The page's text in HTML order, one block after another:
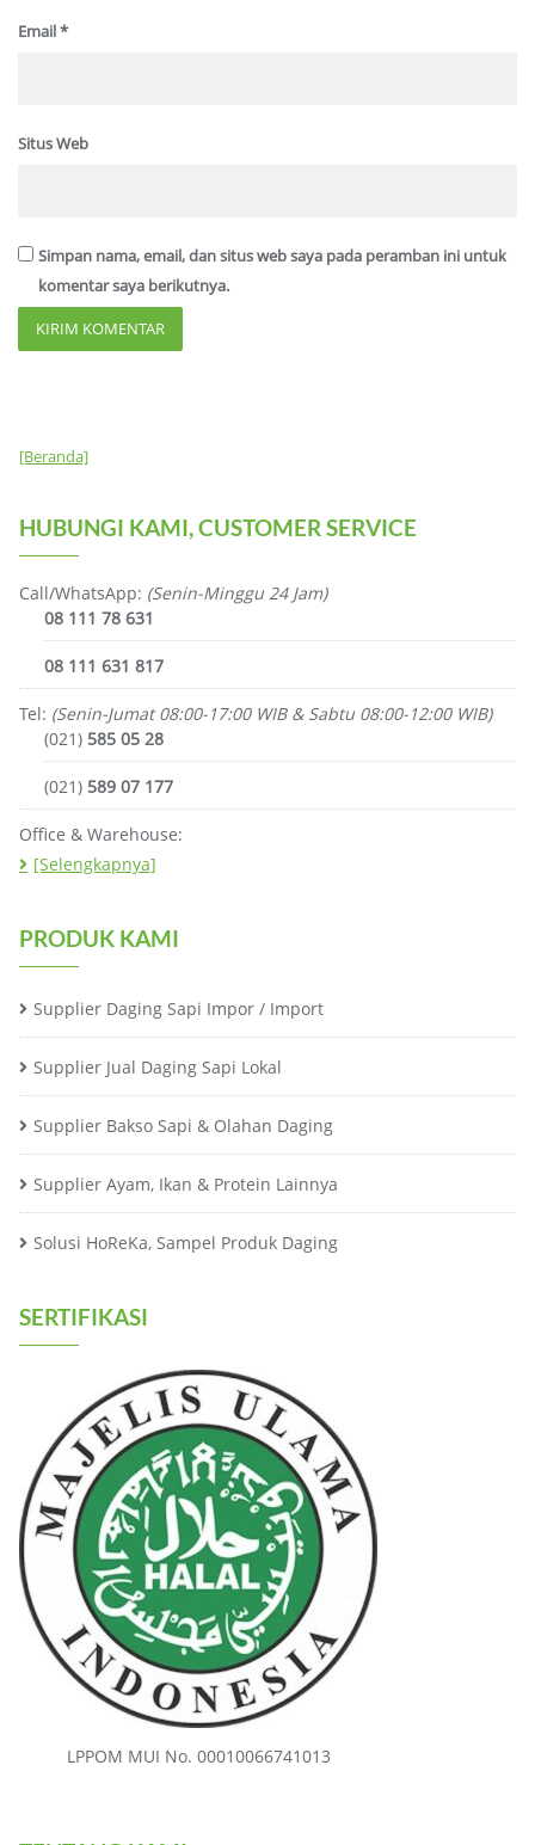
Email*
Situs Web
Simpan nama, email, dan situs web saya pada peramban ini untuk
komentar saya berikutnya.
[Beranda]
HUBUNGI KAMI, CUSTOMER SERVICE
Call/WhatsApp: (Senin-Minggu 24 Jam)
08 111 78 631
08 111 631 817
Tel: (Senin-Jumat 08:00-17:00 WIB & Sabtu 08:00-12:00 WIB)
(021) 585 05 28
(021) 589 07 177
Office & Warehouse:
[Selengkapnya]
PRODUK KAMI
Supplier Daging Sapi Impor / Import
Supplier Jual Daging Sapi Lokal
Supplier Bakso Sapi & Olahan Daging
Supplier Ayam, Ikan & Protein Lainnya
Solusi HoReKa, Sampel Produk Daging
SERTIFIKASI
LPPOM MUI No. 00010066741013